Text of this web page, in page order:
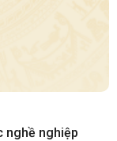
nghề nghiệp